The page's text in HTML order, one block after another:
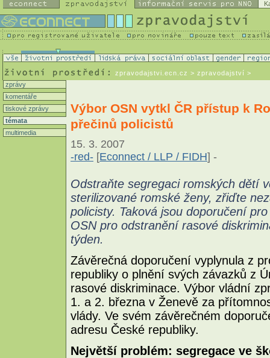
zpravodajstvi.ecn.cz > zpravodajství >
zprávy
komentáře
tiskové zprávy
témata
multimedia
Výbor OSN vytkl ČR přístup k
přečinů policistů
15. 3. 2007
-red- [Econnect / LLP / FIDH] -
Odstraňte segregaci romských dětí
sterilizované romské ženy, zřiďte
policisty. Taková jsou doporučení
OSN pro odstranění rasové
týden.
Závěrečná doporučení vyplynula z
republiky o plnění svých závazků z
rasové diskriminace. Výbor vládní
1. a 2. března v Ženevě za
vlády. Ve svém závěrečném
adresu České republiky.
Největší problém: segregace ve